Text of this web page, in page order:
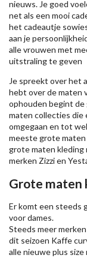
nieuws. Je goed
net als een mooi
het cadeautje
aan je
alle vrouwen met
uitstraling te geven
Je spreekt over het
hebt over de maten
ophouden begint de
maten collecties die
omgegaan en tot
meeste grote maten
grote maten kleding
merken Zizzien
Grote maten
Er komt een steeds
voor dames.
Steeds meer
dit seizoen Kaffe
alle nieuweplus size